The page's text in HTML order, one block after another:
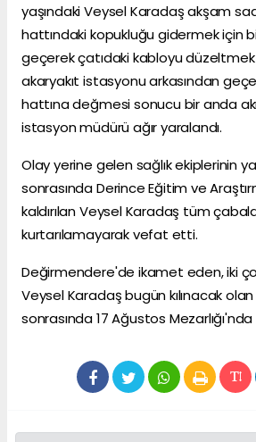
yaşındaki Veysel Karadaş akşam
hattındaki kopukluğu gidermek için
geçerek çatıdaki kabloyu
akaryakıt istasyonu arkasından
hattına değmesi sonucu bir anda
istasyon müdürü ağır yaralandı.
Olayyerine gelensağlıkekiplerinin
sonrasındaDerince Eğitimve
kaldırılan Veysel Karadaş tüm
kurtarılamayarakvefat etti.
Değirmendere'de ikamet eden, iki
Veysel Karadaş bugün kılınacak
sonrasında 17 Ağustos